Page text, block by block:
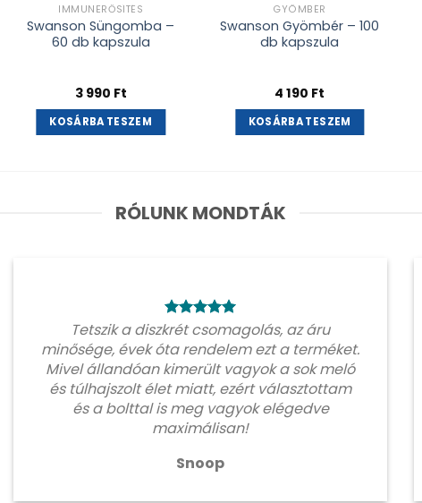
IMMUNERŐSÍTÉS
Swanson Süngomba –
60 db kapszula
3 990 Ft
KOSÁRBA TESZEM
GYÖMBÉR
Swanson Gyömbér – 100
db kapszula
4 190 Ft
KOSÁRBA TESZEM
RÓLUNK MONDTÁK
Tetszik a diszkrét csomagolás, az áru
minősége, évek óta rendelem ezt a terméket.
Mivel állandóan kimerült vagyok a sok meló
és túlhajszolt élet miatt, ezért választottam
és a bolttal is meg vagyok elégedve
maximálisan!
Snoop